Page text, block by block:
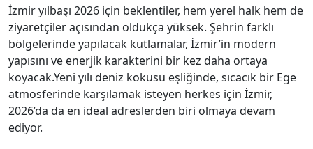
İzmir yılbaşı 2026 için beklentiler, hem yerel halk hem de
ziyaretçiler açısından oldukça yüksek. Şehrin farklı
bölgelerinde yapılacak kutlamalar, İzmir’in modern
yapısını ve enerjik karakterini bir kez daha ortaya
koyacak.Yeni yılı deniz kokusu eşliğinde, sıcacık bir Ege
atmosferinde karşılamak isteyen herkes için İzmir,
2026’da da en ideal adreslerden biri olmaya devam
ediyor.